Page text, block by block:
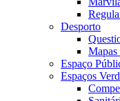
Desporto
Mapas
Espaço
Espaços